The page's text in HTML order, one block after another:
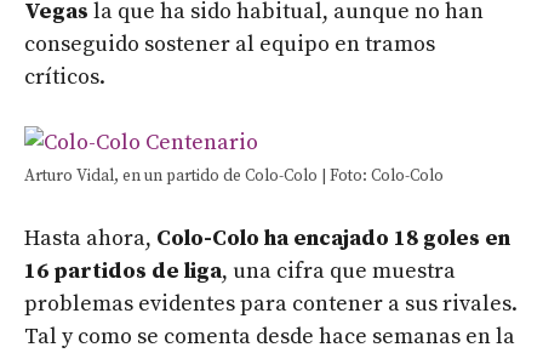
Vegas la que ha sido habitual, aunque no han
conseguido sostener al equipo en tramos
críticos.
Arturo Vidal, en un partido de Colo-Colo | Foto: Colo-Colo
Hasta ahora, Colo-Colo ha encajado 18 goles en
16 partidos de liga, una cifra que muestra
problemas evidentes para contener a sus rivales.
Tal y como se comenta desde hace semanas en la